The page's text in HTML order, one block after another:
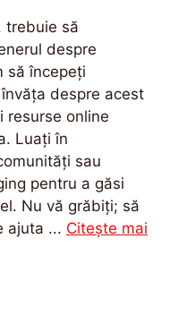
trebuie să
despre
să începeți
despre acest
resurse online
Luați în
sau
pentru a găsi
Nu vă grăbiți; să
ajuta ... Citește mai